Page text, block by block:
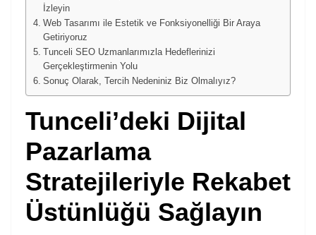
İzleyin
Web Tasarımı ile Estetik ve Fonksiyonelliği Bir Araya
Getiriyoruz
Tunceli SEO Uzmanlarımızla Hedeflerinizi
Gerçekleştirmenin Yolu
Sonuç Olarak, Tercih Nedeniniz Biz Olmalıyız?
Tunceli’deki Dijital
Pazarlama
Stratejileriyle Rekabet
Üstünlüğü Sağlayın